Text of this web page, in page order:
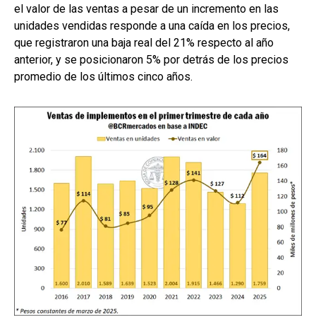
el valor de las ventas a pesar de un incremento en las
unidades vendidas responde a una caída en los precios,
que registraron una baja real del 21% respecto al año
anterior, y se posicionaron 5% por detrás de los precios
promedio de los últimos cinco años.